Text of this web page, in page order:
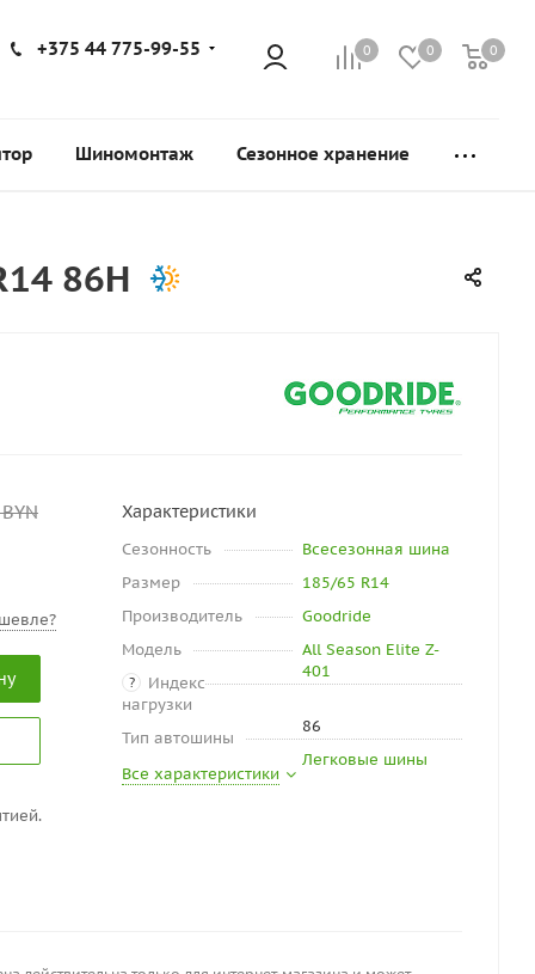
0 0 0
+375 44 775-99-55
Шиномонтаж Сезонное хранение
86H
Характеристики
Сезонность
Всесезонная шина
Размер
185/65 R14
Производитель
Goodride
Модель
All Season Elite Z-
401
?
Индекс
нагрузки
86
Тип автошины
Легковые шины
Все характеристики